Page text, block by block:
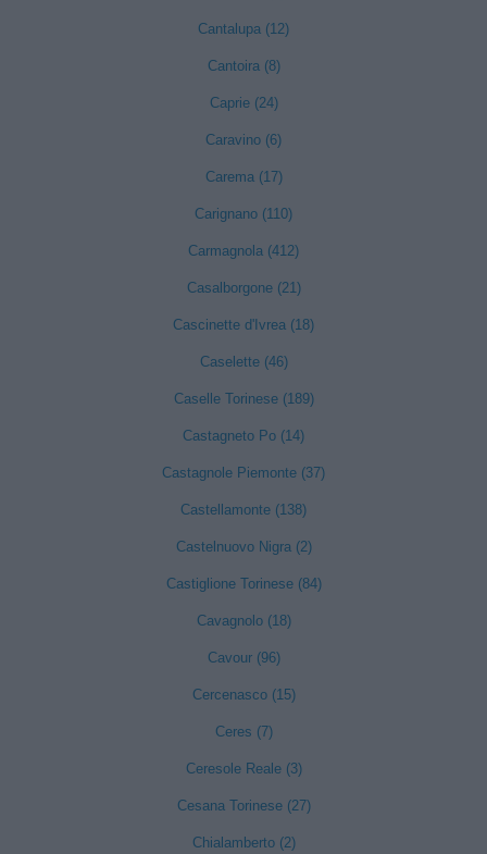
Cantalupa (12)
Cantoira (8)
Caprie (24)
Caravino (6)
Carema (17)
Carignano (110)
Carmagnola (412)
Casalborgone (21)
Cascinette d'Ivrea (18)
Caselette (46)
Caselle Torinese (189)
Castagneto Po (14)
Castagnole Piemonte (37)
Castellamonte (138)
Castelnuovo Nigra (2)
Castiglione Torinese (84)
Cavagnolo (18)
Cavour (96)
Cercenasco (15)
Ceres (7)
Ceresole Reale (3)
Cesana Torinese (27)
Chialamberto (2)